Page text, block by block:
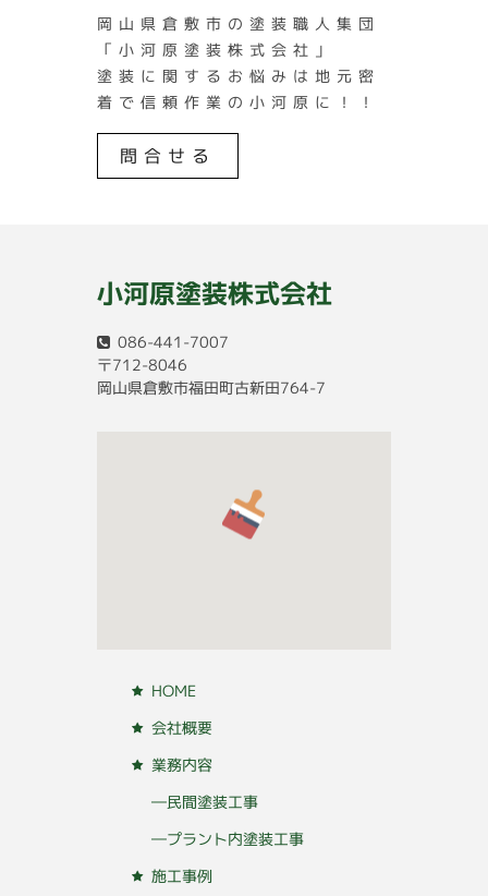
岡山県倉敷市の塗装職人集団
「小河原塗装株式会社」
塗装に関するお悩みは地元密
着で信頼作業の小河原に！！
問合せる
小河原塗装株式会社
086-441-7007
〒712-8046
岡山県倉敷市福田町古新田764-7
HOME
会社概要
業務内容
―民間塗装工事
―プラント内塗装工事
施工事例